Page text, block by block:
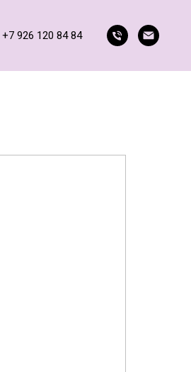
+7 926 120 84 84